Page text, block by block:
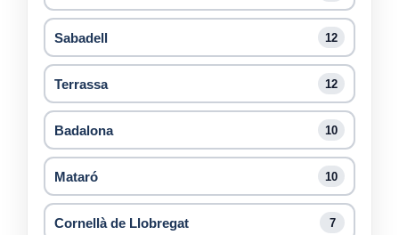
Sabadell 12
Terrassa 12
Badalona 10
Mataró 10
Cornellà de Llobregat 7